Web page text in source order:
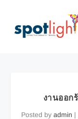
งานออก
Posted by admin |